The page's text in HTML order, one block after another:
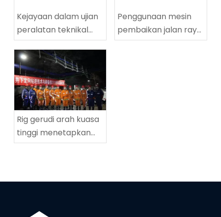
Kejayaan dalam ujian
peralatan teknikal
penggerudian
lingkaran tinggi
ZDY2800LG
Penggunaan mesin
pembaikan jalan raya
yang berjaya di
Rig gerudi arah kuasa
tinggi menetapkan
rekod dunia baru